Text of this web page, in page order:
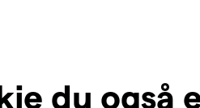
du også